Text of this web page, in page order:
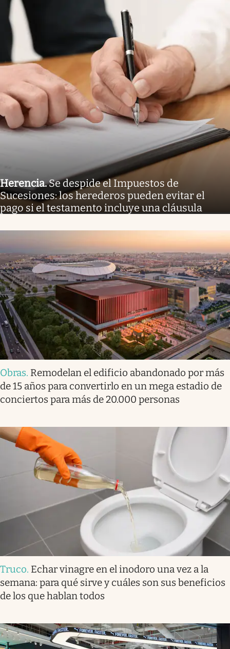
Herencia.Se despide el Impuestos de
Sucesiones: los herederos pueden evitar el
pago si el testamento incluye una cláusula
Obras. Remodelan el edificio abandonado por más
de 15 años para convertirlo en un mega estadio de
conciertos para más de 20.000 personas
Truco. Echar vinagre en el inodoro una vez a la
semana: para qué sirve y cuáles son sus beneficios
de los que hablan todos